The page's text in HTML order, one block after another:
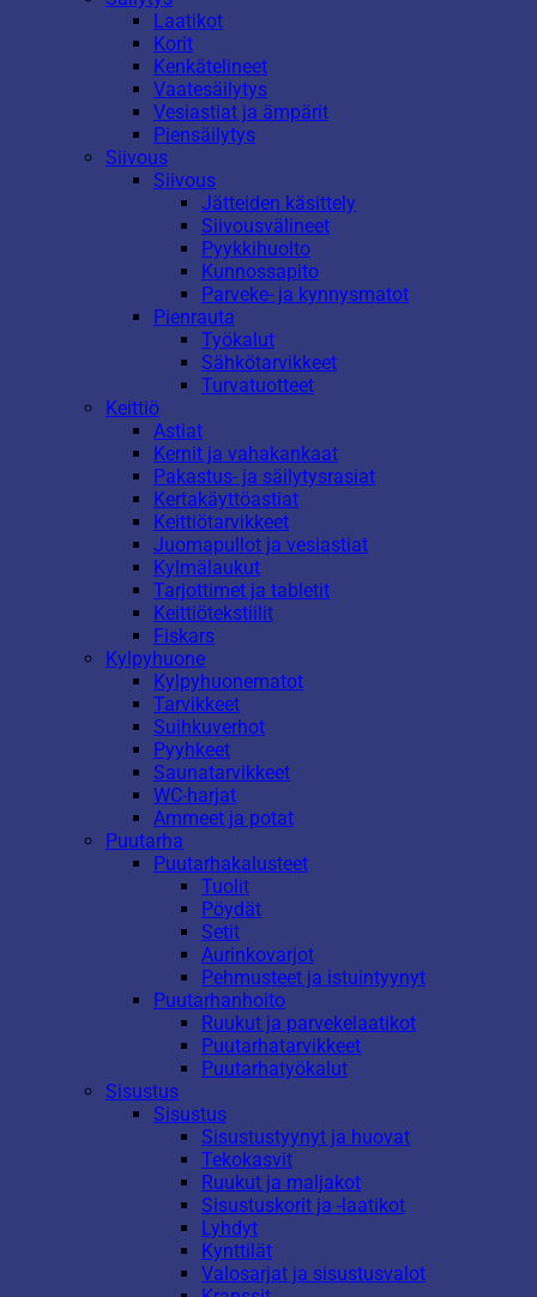
Laatikot
Korit
Kenkätelineet
Vaatesäilytys
Vesiastiat ja ämpärit
Piensäilytys
Siivous
Siivous
Jätteiden käsittely
Siivousvälineet
Pyykkihuolto
Kunnossapito
Parveke- ja kynnysmatot
Pienrauta
Työkalut
Sähkötarvikkeet
Turvatuotteet
Keittiö
Astiat
Kernit ja vahakankaat
Pakastus- ja säilytysrasiat
Kertakäyttöastiat
Keittiötarvikkeet
Juomapullot ja vesiastiat
Kylmälaukut
Tarjottimet ja tabletit
Keittiötekstiilit
Fiskars
Kylpyhuone
Kylpyhuonematot
Tarvikkeet
Suihkuverhot
Pyyhkeet
Saunatarvikkeet
WC-harjat
Ammeet ja potat
Puutarha
Puutarhakalusteet
Tuolit
Pöydät
Setit
Aurinkovarjot
Pehmusteet ja istuintyynyt
Puutarhanhoito
Ruukut ja parvekelaatikot
Puutarhatarvikkeet
Puutarhatyökalut
Sisustus
Sisustus
Sisustustyynyt ja huovat
Tekokasvit
Ruukut ja maljakot
Sisustuskorit ja -laatikot
Lyhdyt
Kynttilät
Valosarjat ja sisustusvalot